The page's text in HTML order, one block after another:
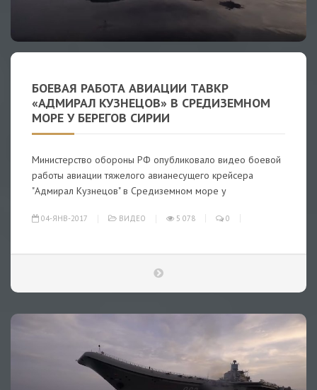
БОЕВАЯ РАБОТА АВИАЦИИ ТАВКР
«АДМИРАЛ КУЗНЕЦОВ» В СРЕДИЗЕМНОМ
МОРЕ У БЕРЕГОВ СИРИИ
Министерство обороны РФ опубликовало видео боевой
работы авиации тяжелого авианесущего крейсера
"Адмирал Кузнецов" в Средиземном море у
04-ЯНВ-2017 ВИДЕО 5 078 0